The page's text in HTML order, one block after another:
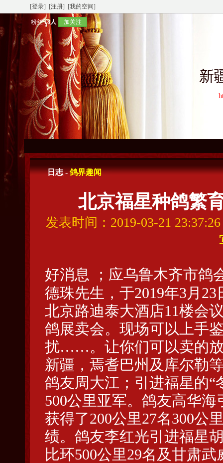
[登录] [注册] [我的空间]
粉丝18人 加关注
新
日志 -鸽界趣闻
北京福星种鸽繁
发表时间：2019-03-21
好消息 ；应乌鲁木齐市鸽
德珠先生，于2019年3月
北京路迪泰大酒店11楼会
鸽展卖会。现场可以上手
扰……。让你们可以卖的放
新疆，焉耆巴州及库尔勒
鸽友周大江；引进福星的“
500公里亚军。鸽友高华
获得了200公里27名300公
绩。鸽友李红光引进福星
比环500公里29名及甘肃